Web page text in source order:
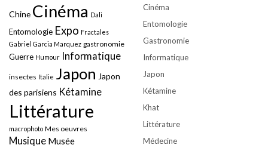
Chine Cinéma Dali
Entomologie Expo Fractales
Gabriel Garcia Marquez gastronomie
Guerre Humour Informatique
insectes Italie Japon Japon
des parisiens Kétamine
Littérature
macrophoto Mes oeuvres
Musique Musée
Cinéma
Entomologie
Gastronomie
Informatique
Japon
Kétamine
Khat
Littérature
Médecine